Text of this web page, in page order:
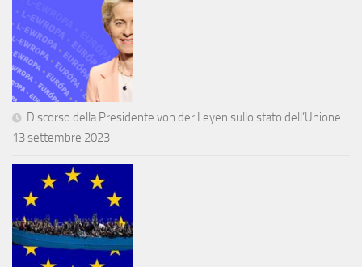
Discorso della Presidente von der Leyen sullo stato dell’Unione
13 settembre 2023